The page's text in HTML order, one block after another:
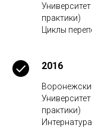
практики)
Циклы
2016
практики)
Интернатура